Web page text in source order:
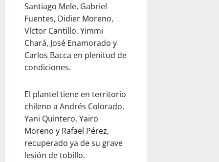
Santiago Mele, Gabriel
Fuentes, Didier Moreno,
Víctor Cantillo, Yimmi
Chará, José Enamorado y
Carlos Bacca en plenitud de
condiciones.
El plantel tiene en territorio
chileno a Andrés Colorado,
Yani Quintero, Yairo
Moreno y Rafael Pérez,
recuperado ya de su grave
lesión de tobillo.